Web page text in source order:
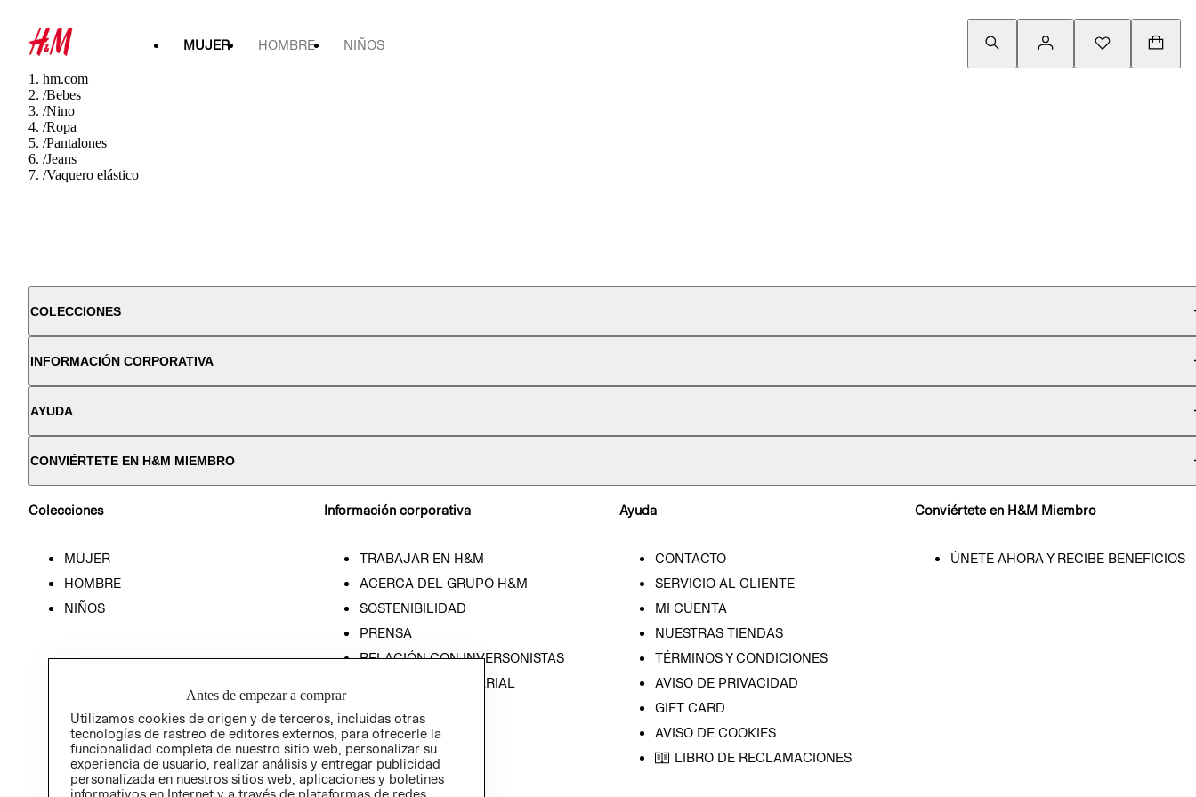
MUJER HOMBRE NIÑOS
hm.com
/Bebes
/Nino
/Ropa
/Pantalones
/Jeans
/Vaquero elástico
COLECCIONES
INFORMACIÓN CORPORATIVA
AYUDA
CONVIÉRTETE EN H&M MIEMBRO
Colecciones
MUJER
HOMBRE
NIÑOS
Información corporativa
TRABAJAR EN H&M
ACERCA DEL GRUPO H&M
SOSTENIBILIDAD
PRENSA
RELACIÓN CON INVERSONISTAS
POLÍTICA EMPRESARIAL
Ayuda
CONTACTO
SERVICIO AL CLIENTE
MI CUENTA
NUESTRAS TIENDAS
TÉRMINOS Y CONDICIONES
AVISO DE PRIVACIDAD
GIFT CARD
AVISO DE COOKIES
LIBRO DE RECLAMACIONES
Conviértete en H&M Miembro
ÚNETE AHORA Y RECIBE BENEFICIOS
Antes de empezar a comprar
Utilizamos cookies de origen y de terceros, incluidas otras
tecnologías de rastreo de editores externos, para ofrecerle la
funcionalidad completa de nuestro sitio web, personalizar su
experiencia de usuario, realizar análisis y entregar publicidad
personalizada en nuestros sitios web, aplicaciones y boletines
informativos en Internet y a través de plataformas de redes